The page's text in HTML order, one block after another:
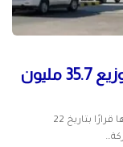
مجلس إدارة أسمنت حائل يوصي بتوزيع 35.7 مليون
أعلنت شركة أسمنت حائل اليوم عن اتخاذ مجلس إدارتها قرارًا بتاريخ 22